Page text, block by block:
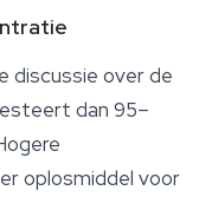
discussie over de
dan 95–
oplosmiddel voor